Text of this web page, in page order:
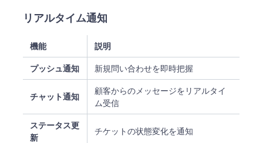
リアルタイム通知
機能 説明
プッシュ通知 新規問い合わせを即時把握
チャット通知
顧客からのメッセージをリアルタイ
ム受信
ステータス更
新
チケットの状態変化を通知